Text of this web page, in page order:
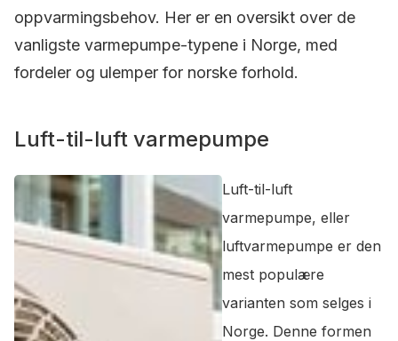
oppvarmingsbehov. Her er en oversikt over de
vanligste varmepumpe-typene i Norge, med
fordeler og ulemper for norske forhold.
Luft-til-luft varmepumpe
Luft-til-luft
varmepumpe, eller
luftvarmepumpe er den
mest populære
varianten som selges i
Norge. Denne formen